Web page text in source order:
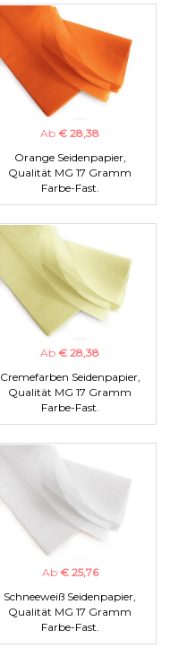
Ab € 28,38
Orange Seidenpapier,
Qualität MG 17 Gramm
Farbe-Fast.
Ab € 28,38
Cremefarben Seidenpapier,
Qualität MG 17 Gramm
Farbe-Fast.
Ab € 25,76
Schneeweiß Seidenpapier,
Qualität MG 17 Gramm
Farbe-Fast.